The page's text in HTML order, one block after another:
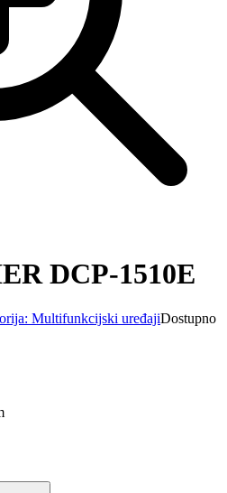
DCP-1510E
Multifunkcijski uređajiDostupno